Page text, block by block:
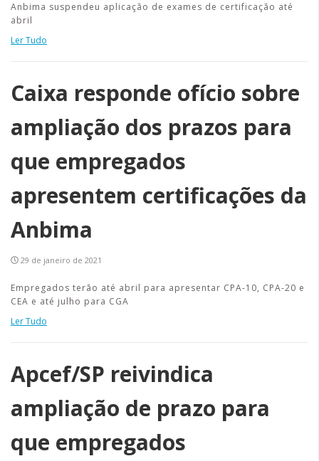
Anbima suspendeu aplicação de exames de certificação até
abril
Ler Tudo
Caixa responde ofício sobre
ampliação dos prazos para
que empregados
apresentem certificações da
Anbima
29 de janeiro de 2021
Empregados terão até abril para apresentar CPA-10, CPA-20 e
CEA e até julho para CGA
Ler Tudo
Apcef/SP reivindica
ampliação de prazo para
que empregados